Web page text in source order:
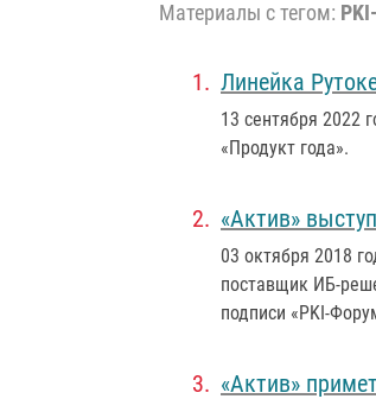
Материалы с тегом:
Линейка
13 сентября 2022
«Продукт года».
«Актив»
03 октября 2018
поставщик ИБ-
подписи «PKI-
«Актив»